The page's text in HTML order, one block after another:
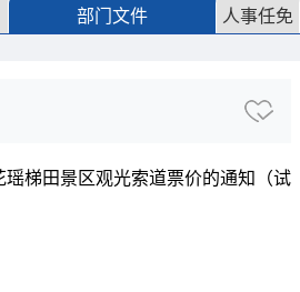
部门文件 人事任免
梯田景区观光索道票价的通知（试